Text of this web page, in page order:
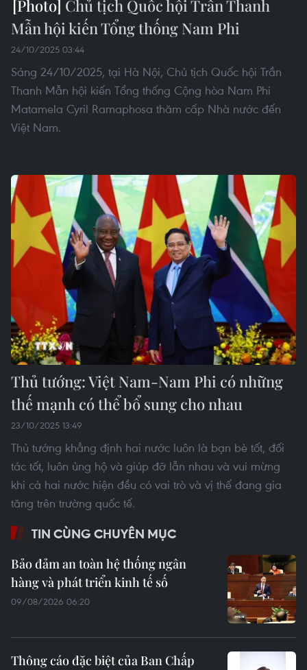
Chủ tịch Quốc hội Trần Thanh
Mẫn hội kiến Tổng thống Nam Phi
24/10/2025 03:44
Sáng 24/10/2025, tại Hà Nội, Chủ tịch Quốc hội Trần
Thanh Mẫn hội kiến Tổng thống Cộng hòa Nam Phi
Matamela Cyril Ramaphosa thăm cấp Nhà nước đến
Việt Nam.
Thủ tướng: Việt Nam-Nam Phi có những
thế mạnh có thể bổ sung cho nhau
23/10/2025 13:49
Thủ tướng khẳng định hai nước luôn là bạn bè tốt, đối
tác tốt, luôn ủng hộ và giúp đỡ lẫn nhau và vui mừng
khi cả hai nước hiện đều có vai trò và vị thế đang gia
tăng trên trường quốc tế.
TIN CÙNG CHUYÊN MỤC
Bảo đảm an toàn hệ thống ngân
hàng và phát triển kinh tế số
09/08/2026 06:20
Thông cáo đặc biệt của Ban Chấp